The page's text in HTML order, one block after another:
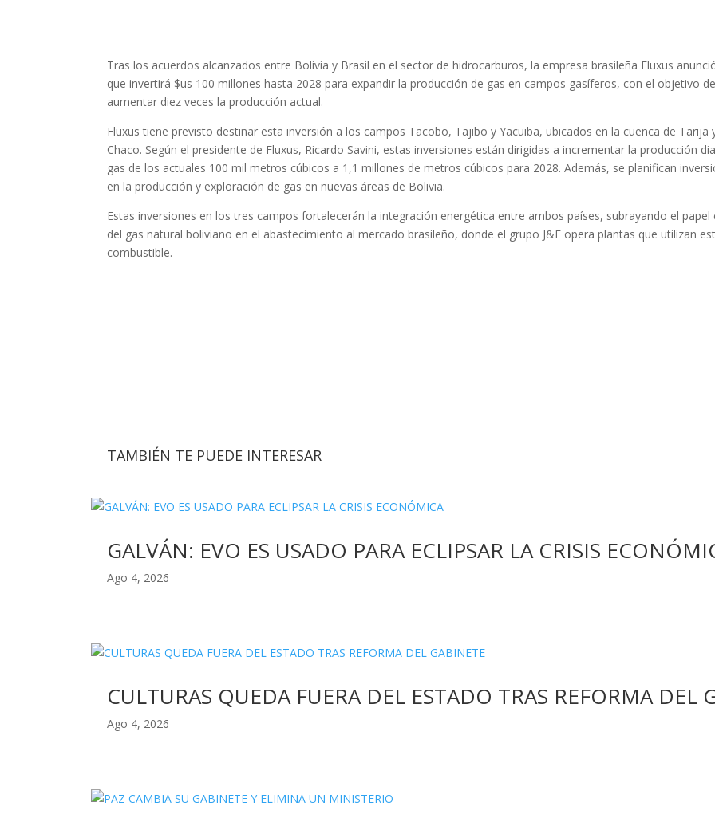
Tras los acuerdos alcanzados entre Bolivia y Brasil en el sector de hidrocarburos, la empresa brasileña Fluxus
que invertirá $us 100 millones hasta 2028 para expandir la producción de gas en campos gasíferos, con el objetivo de
aumentar diez veces la producción actual.
Fluxus tiene previsto destinar esta inversión a los campos Tacobo, Tajibo y Yacuiba, ubicados en la cuenca de Tarija
Chaco. Según el presidente de Fluxus, Ricardo Savini, estas inversiones están dirigidas a incrementar la producción
gas de los actuales 100 mil metros cúbicos a 1,1 millones de metros cúbicos para 2028. Además, se planifican
en la producción y exploración de gas en nuevas áreas de Bolivia.
Estas inversiones en los tres campos fortalecerán la integración energética entre ambos países, subrayando el papel
del gas natural boliviano en el abastecimiento al mercado brasileño, donde el grupo J&F opera plantas que utilizan
combustible.
TAMBIÉN TE PUEDE INTERESAR
GALVÁN: EVO ES USADO PARA ECLIPSAR LA CRISIS
Ago 4, 2026
CULTURAS QUEDA FUERA DEL ESTADO TRAS REFORMA DEL
Ago 4, 2026